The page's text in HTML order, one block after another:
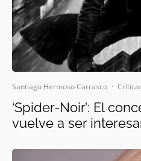
Santiago Hermoso Carrasco ·
‘Spider-Noir’: El
vuelve a ser